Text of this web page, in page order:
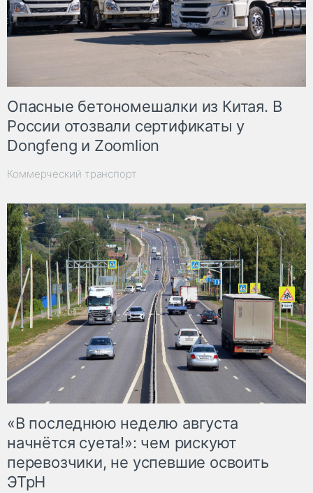
Опасные бетономешалки из Китая. В
России отозвали сертификаты у
Dongfeng и Zoomlion
Коммерческий транспорт
«В последнюю неделю августа
начнётся суета!»: чем рискуют
перевозчики, не успевшие освоить
ЭТрН